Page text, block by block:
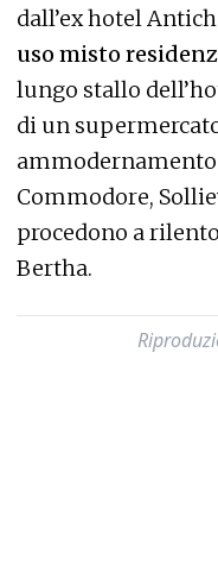
dall’ex hotel
uso misto
lungo stallo
di un
Commodore,
procedono a
Bertha.